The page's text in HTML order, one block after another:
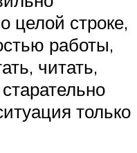
целой строке,
работы,
читать,
только